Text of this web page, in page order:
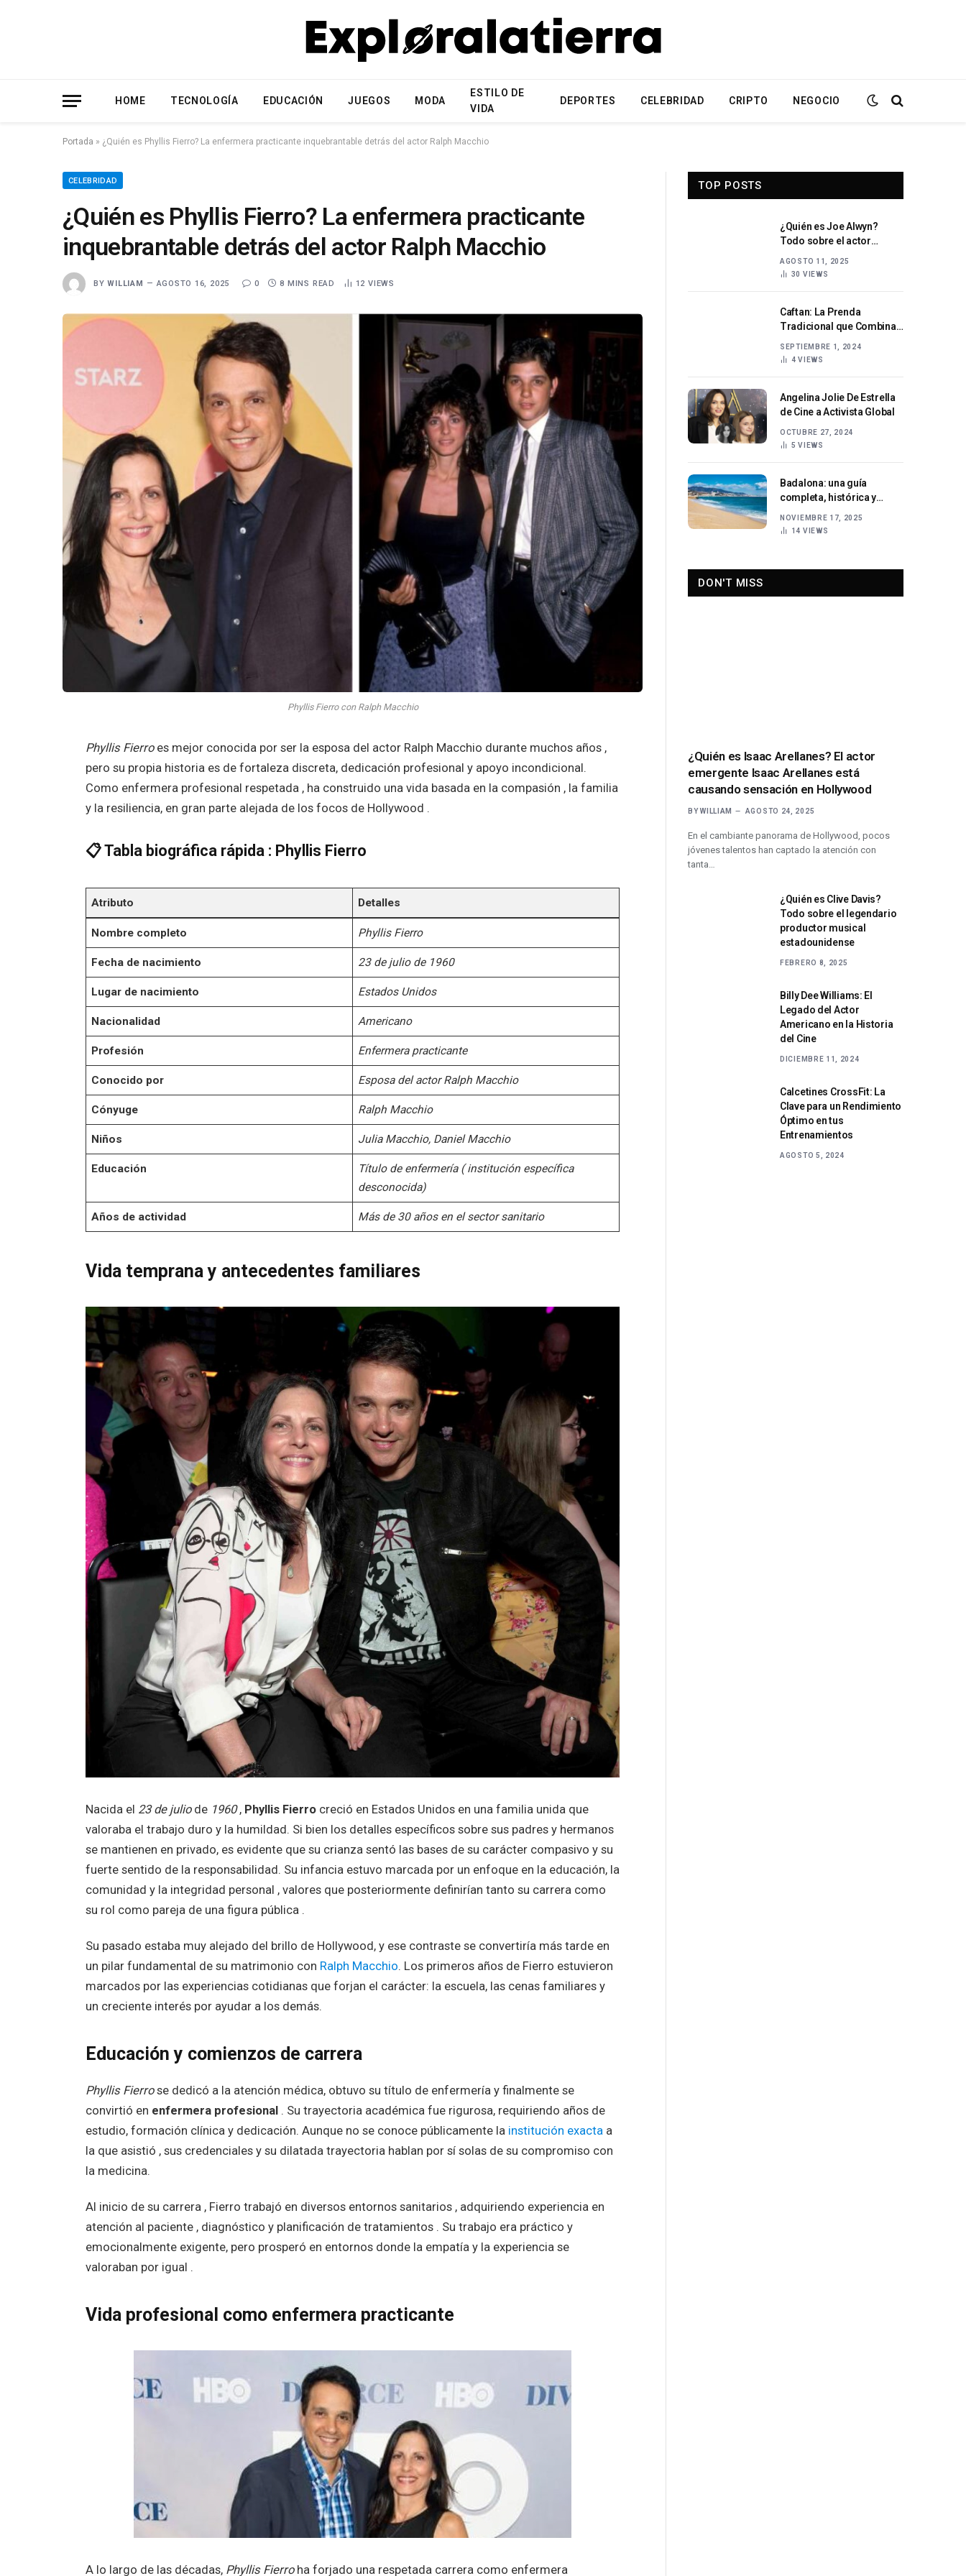
HOME TECNOLOGÍA EDUCACIÓN JUEGOS MODA
ESTILO DE
VIDA
DEPORTES CELEBRIDAD CRIPTO NEGOCIO
Portada » ¿Quién es Phyllis Fierro? La enfermera practicante inquebrantable detrás del actor Ralph Macchio
CELEBRIDAD
¿Quién es Phyllis Fierro? La enfermera practicante
inquebrantable detrás del actor Ralph Macchio
BY WILLIAM AGOSTO 16, 2025 0 8 MINS READ 12 VIEWS
Phyllis Fierro con Ralph Macchio
Phyllis Fierroes mejor conocida por ser la esposa del actor Ralph Macchio durante muchos años ,
pero su propia historia es de fortaleza discreta, dedicación profesional y apoyo incondicional.
Como enfermera profesional respetada , ha construido una vida basada en la compasión , la familia
y la resiliencia, en gran parte alejada de los focos de Hollywood .
📋Tabla biográfica rápida : Phyllis Fierro
Atributo Detalles
Nombre completo Phyllis Fierro
Fecha de nacimiento 23 de julio de 1960
Lugar de nacimiento Estados Unidos
Nacionalidad Americano
Profesión Enfermera practicante
Conocido por Esposa del actor Ralph Macchio
Cónyuge Ralph Macchio
Niños Julia Macchio, Daniel Macchio
Educación
Título de enfermería ( institución específica
desconocida)
Años de actividad Más de 30 años en el sector sanitario
Vida temprana y antecedentes familiares
Nacida el 23 de juliode 1960, Phyllis Fierrocreció en Estados Unidos en una familia unida que
valoraba el trabajo duro y la humildad. Si bien los detalles específicos sobre sus padres y hermanos
se mantienen en privado, es evidente que su crianza sentó las bases de su carácter compasivo y su
fuerte sentido de la responsabilidad. Su infancia estuvo marcada por un enfoque en la educación, la
comunidad y la integridad personal , valores que posteriormente definirían tanto su carrera como
su rol como pareja de una figura pública .
Su pasado estaba muy alejado del brillo de Hollywood, y ese contraste se convertiría más tarde en
un pilar fundamental de su matrimonio con Ralph Macchio. Los primeros años de Fierro estuvieron
marcados por las experiencias cotidianas que forjan el carácter: la escuela, las cenas familiares y
un creciente interés por ayudar a los demás.
Educación y comienzos de carrera
Phyllis Fierrose dedicó a la atención médica, obtuvo su título de enfermería y finalmente se
convirtió en enfermera profesional. Su trayectoria académica fue rigurosa, requiriendo años de
estudio, formación clínica y dedicación. Aunque no se conoce públicamente la institución exactaa
la que asistió , sus credenciales y su dilatada trayectoria hablan por sí solas de su compromiso con
la medicina.
Al inicio de su carrera , Fierro trabajó en diversos entornos sanitarios , adquiriendo experiencia en
atención al paciente , diagnóstico y planificación de tratamientos . Su trabajo era práctico y
emocionalmente exigente, pero prosperó en entornos donde la empatía y la experiencia se
valoraban por igual .
Vida profesional como enfermera practicante​
A lo largo de las décadas, Phyllis Fierroha forjado una respetada carrera como enfermera
TOP POSTS
¿Quién es Joe Alwyn?
Todo sobre el actor
AGOSTO 11, 2025
30 VIEWS
Caftan: La Prenda
Tradicional que Combina
Mujeres
SEPTIEMBRE 1, 2024
4VIEWS
Angelina Jolie De Estrella
de Cine a Activista Global
OCTUBRE 27, 2024
5VIEWS
Badalona: una guía
completa, histórica y
ciudades más
NOVIEMBRE 17, 2025
14 VIEWS
DON'T MISS
¿Quién es Isaac Arellanes? El actor
emergente Isaac Arellanes está
causando sensación en Hollywood
BY WILLIAM AGOSTO 24, 2025
En el cambiante panorama de Hollywood, pocos
jóvenes talentos han captado la atención con
tanta…
¿Quién es Clive Davis?
Todo sobre el legendario
productor musical
estadounidense
FEBRERO 8, 2025
Billy Dee Williams: El
Legado del Actor
Americano en la Historia
del Cine
DICIEMBRE 11, 2024
Calcetines CrossFit: La
Clave para un Rendimiento
Óptimo en tus
Entrenamientos
AGOSTO 5, 2024